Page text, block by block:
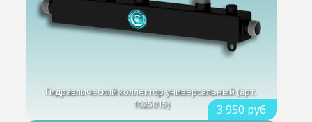
3 950 руб.
Гидравлический коллектор универсальный (арт.
1925015)